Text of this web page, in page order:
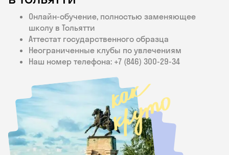
Онлайн-обучение, полностью заменяющее
школу в Тольятти
Аттестат государственного образца
Неограниченные клубы по увлечениям
Наш номер телефона: +7 (846) 300‑29-34